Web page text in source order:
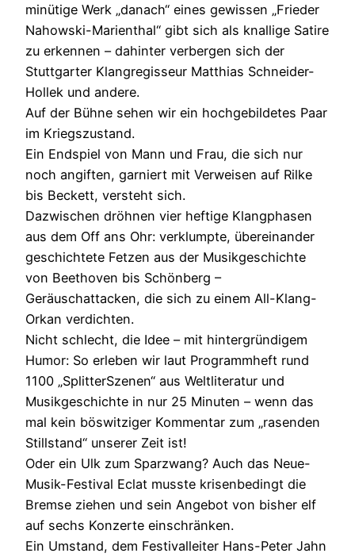
minütige Werk „danach“ eines gewissen „Frieder
Nahowski-Marienthal“ gibt sich als knallige Satire
zu erkennen – dahinter verbergen sich der
Stuttgarter Klangregisseur Matthias Schneider-
Hollek und andere.
Auf der Bühne sehen wir ein hochgebildetes Paar
im Kriegszustand.
Ein Endspiel von Mann und Frau, die sich nur
noch angiften, garniert mit Verweisen auf Rilke
bis Beckett, versteht sich.
Dazwischen dröhnen vier heftige Klangphasen
aus dem Off ans Ohr: verklumpte, übereinander
geschichtete Fetzen aus der Musikgeschichte
von Beethoven bis Schönberg –
Geräuschattacken, die sich zu einem All-Klang-
Orkan verdichten.
Nicht schlecht, die Idee – mit hintergründigem
Humor: So erleben wir laut Programmheft rund
1100 „SplitterSzenen“ aus Weltliteratur und
Musikgeschichte in nur 25 Minuten – wenn das
mal kein böswitziger Kommentar zum „rasenden
Stillstand“ unserer Zeit ist!
Oder ein Ulk zum Sparzwang? Auch das Neue-
Musik-Festival Eclat musste krisenbedingt die
Bremse ziehen und sein Angebot von bisher elf
auf sechs Konzerte einschränken.
Ein Umstand, dem Festivalleiter Hans-Peter Jahn